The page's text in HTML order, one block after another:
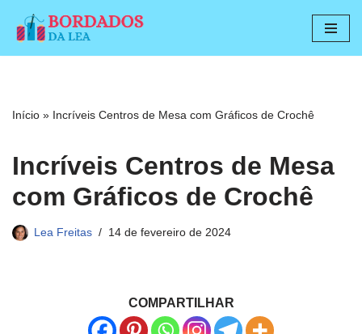
Pular
conteúdo
Início » Incríveis Centros de Mesa com Gráficos de Crochê
Incríveis Centros de Mesa
com Gráficos de Crochê
Lea Freitas 14 de fevereiro de 2024
COMPARTILHAR